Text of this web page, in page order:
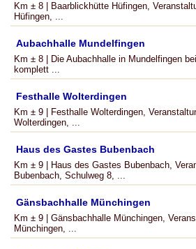
Km ± 8 | Baarblickhütte Hüfingen,
Hüfingen, ...
Aubachhalle Mundelfingen
Km ± 8 | Die Aubachhalle in Mundelfingen
komplett ...
Festhalle Wolterdingen
Km ± 9 | Festhalle Wolterdingen,
Wolterdingen, ...
Haus des Gastes Bubenbach
Km ± 9 | Haus des Gastes Bubenbach,
Bubenbach, Schulweg 8, ...
Gänsbachhalle Münchingen
Km ± 9 | Gänsbachhalle Münchingen,
Münchingen, ...